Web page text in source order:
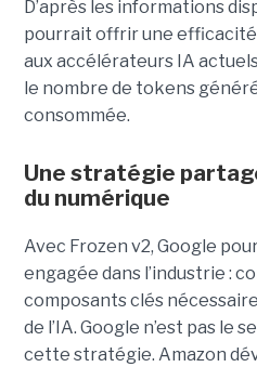
D’après les informations
pourrait offrir une efficacité
aux accélérateurs IA
le nombre de tokens
consommée.
Une stratégie
du numérique
Avec Frozen v2, Google
engagée dans l’industrie :
composants clés
de l’IA. Google n’est pas le
cette stratégie. Amazon